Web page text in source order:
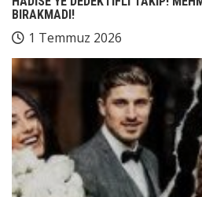
BIRAKMADI!
1 Temmuz 2026